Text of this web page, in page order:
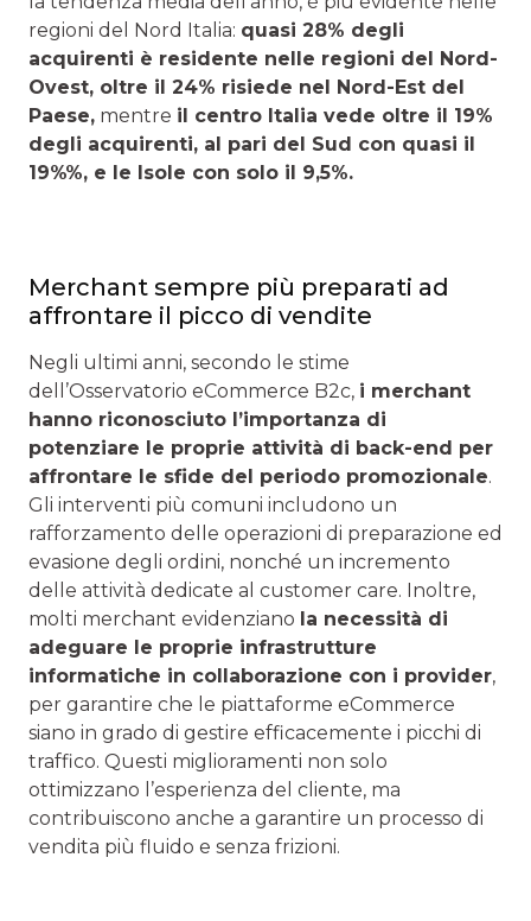
regioni del Nord Italia: quasi 28% degli
acquirenti è residente nelle regioni del Nord-
Ovest, oltre il 24% risiede nel Nord-Est del
Paese, mentre il centro Italia vede oltre il 19%
degli acquirenti, al pari del Sud con quasi il
19%%, e le Isole con solo il 9,5%.
Merchant sempre più preparati ad
affrontare il picco di vendite
Negli ultimi anni, secondo le stime
dell’Osservatorio eCommerce B2c, i merchant
hanno riconosciuto l’importanza di
potenziare le proprie attività di back-end per
affrontare le sfide del periodo promozionale.
Gli interventi più comuni includono un
rafforzamento delle operazioni di preparazione ed
evasione degli ordini, nonché un incremento
delle attività dedicate al customer care. Inoltre,
molti merchant evidenziano la necessità di
adeguare le proprie infrastrutture
informatiche in collaborazione con i provider,
per garantire che le piattaforme eCommerce
siano in grado di gestire efficacemente i picchi di
traffico. Questi miglioramenti non solo
ottimizzano l’esperienza del cliente, ma
contribuiscono anche a garantire un processo di
vendita più fluido e senza frizioni.